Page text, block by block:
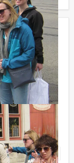
Game
30 minuten
De politie
Favoriet